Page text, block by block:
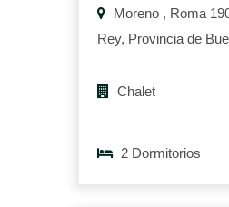
Moreno , Roma
Rey, Provincia de
Chalet
2 Dormitorios